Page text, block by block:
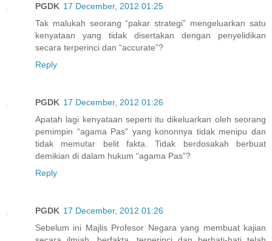
PGDK 17 December, 2012 01:25
Tak malukah seorang “pakar strategi” mengeluarkan satu
kenyataan yang tidak disertakan dengan penyelidikan
secara terperinci dan “accurate”?
Reply
PGDK 17 December, 2012 01:26
Apatah lagi kenyataan seperti itu dikeluarkan oleh seorang
pemimpin “agama Pas” yang kononnya tidak menipu dan
tidak memutar belit fakta. Tidak berdosakah berbuat
demikian di dalam hukum “agama Pas”?
Reply
PGDK 17 December, 2012 01:26
Sebelum ini Majlis Profesor Negara yang membuat kajian